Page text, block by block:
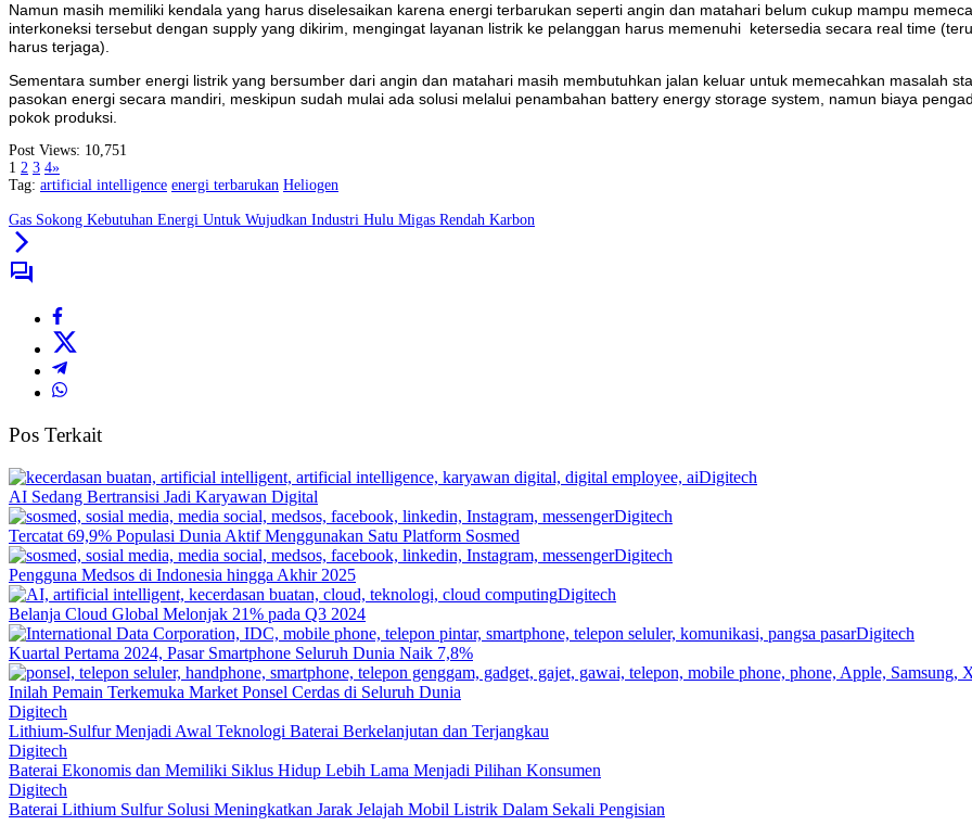
Namun masih memiliki kendala yang harus diselesaikan karena energi terbarukan seperti angin dan matahari belum cukup mampu
interkoneksi tersebut dengan supply yang dikirim, mengingat layanan listrik ke pelanggan harus memenuhi ketersedia secara real time
harus terjaga).
Sementara sumber energi listrik yang bersumber dari angin dan matahari masih membutuhkan jalan keluar untuk memecahkan masalah
pasokan energi secara mandiri, meskipun sudah mulai ada solusi melalui penambahan battery energy storage system, namun biaya
pokok produksi.
Post Views: 10,751
1 2 3 4»
Tag: artificial intelligence energi terbarukan Heliogen
Gas Sokong Kebutuhan Energi Untuk Wujudkan Industri Hulu Migas Rendah Karbon
Pos Terkait
Digitech
AI Sedang Bertransisi Jadi Karyawan Digital
Digitech
Tercatat 69,9% Populasi Dunia Aktif Menggunakan Satu Platform Sosmed
Digitech
Pengguna Medsos di Indonesia hingga Akhir 2025
Digitech
Belanja Cloud Global Melonjak 21% pada Q3 2024
Digitech
Kuartal Pertama 2024, Pasar Smartphone Seluruh Dunia Naik 7,8%
Inilah Pemain Terkemuka Market Ponsel Cerdas di Seluruh Dunia
Digitech
Lithium-Sulfur Menjadi Awal Teknologi Baterai Berkelanjutan dan Terjangkau
Digitech
Baterai Ekonomis dan Memiliki Siklus Hidup Lebih Lama Menjadi Pilihan Konsumen
Digitech
Baterai Lithium Sulfur Solusi Meningkatkan Jarak Jelajah Mobil Listrik Dalam Sekali Pengisian